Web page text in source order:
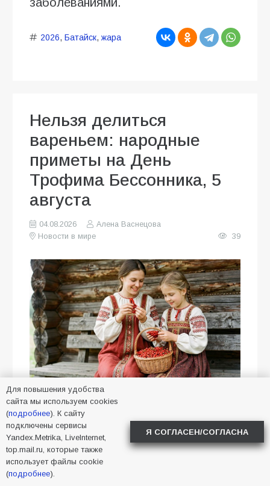
2026, Батайск, жара
Нельзя делиться
вареньем: народные
приметы на День
Трофима Бессонника, 5
августа
04.08.2026
Алена Васнецова
Новости в мире
39
В народном календаре 5 августа —
день Трофима Бессонника. В эту
дату люди верили, что высшие
силы посылают им вещие сны,
которые нужно уметь толковать.
Для повышения удобства
сайта мы используем cookies
(подробнее). К сайту
подключены сервисы
Yandex.Metrika, LiveInternet,
top.mail.ru, которые также
использует файлы cookie
(подробнее).
Я СОГЛАСЕН/СОГЛАСНА